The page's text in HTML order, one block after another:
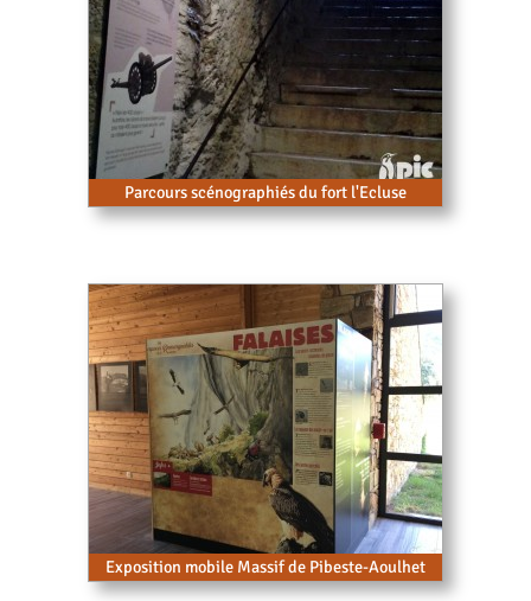
Parcours scénographiés du fort l'Ecluse
Exposition mobile Massif de Pibeste-Aoulhet